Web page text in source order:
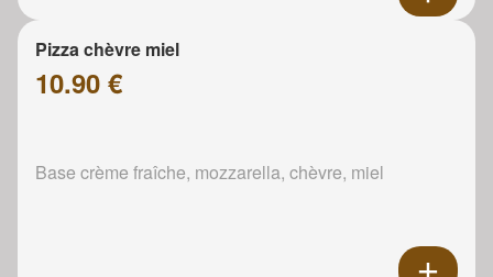
Pizza chèvre miel
10.90 €
Base crème fraîche, mozzarella, chèvre, miel